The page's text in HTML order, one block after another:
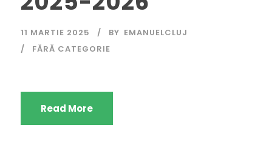
11 MARTIE 2025 BY EMANUELCLUJ
FĂRĂ CATEGORIE
Read More